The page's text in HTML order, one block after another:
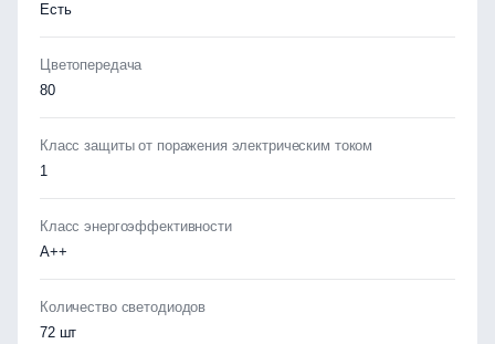
Есть
Цветопередача
80
Класс защиты от поражения электрическим током
1
Класс энергоэффективности
А++
Количество светодиодов
72 шт